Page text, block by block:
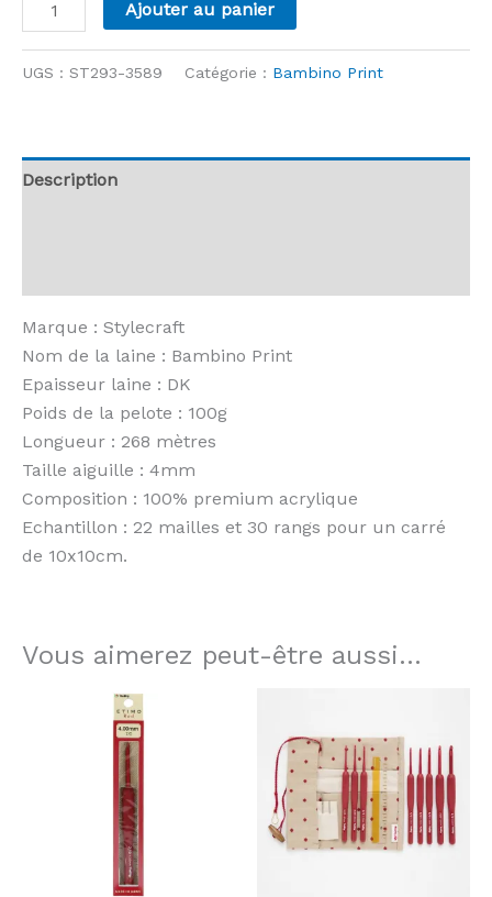
de
-
Ajouter au panier
UGS : ST293-3589 Catégorie : Bambino Print
Description
Marque : Stylecraft
Nom de la laine : Bambino Print
Epaisseur laine : DK
Poids de la pelote : 100g
Longueur : 268 mètres
Taille aiguille : 4mm
Composition : 100% premium acrylique
Echantillon : 22 mailles et 30 rangs pour un carré
de 10x10cm.
Vous aimerez peut-être aussi…